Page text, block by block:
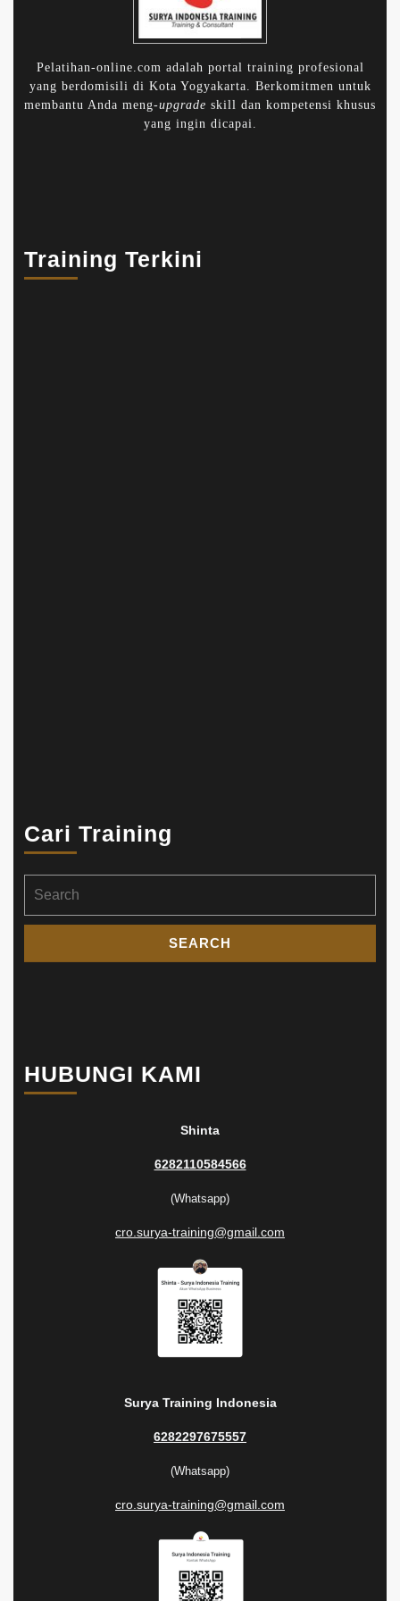
Pelatihan-online.com adalah portal training profesional
yang berdomisili di Kota Yogyakarta. Berkomitmen untuk
membantu Anda meng-upgrade skill dan kompetensi khusus
yang ingin dicapai.
Training Terkini
Cari Training
for:
HUBUNGI KAMI
Shinta
6282110584566
(Whatsapp)
cro.surya-training@gmail.com
Surya Training Indonesia
6282297675557
(Whatsapp)
cro.surya-training@gmail.com